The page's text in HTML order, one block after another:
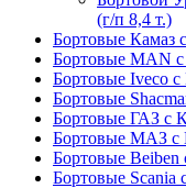
(г/п 8,4 т.)
Бортовые
Бортовые MAN
Бортовые Iveco
Бортовые
Бортовые ГАЗ с
Бортовые МАЗ
Бортовые
Бортовые